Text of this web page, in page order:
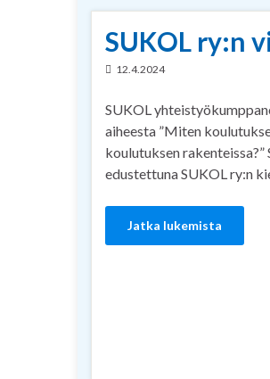
SUKOL ry:n
12.4.2024
SUKOL
aiheesta ”Miten
koulutuksen
edustettuna SUKOL ry:n
Jatka lukemista